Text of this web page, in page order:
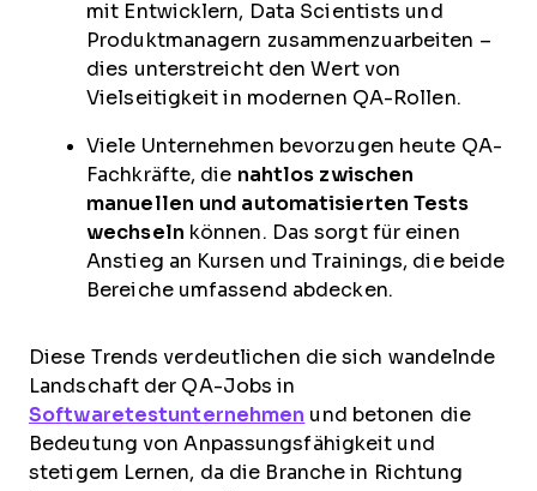
mit Entwicklern, Data Scientists und
Produktmanagern zusammenzuarbeiten –
dies unterstreicht den Wert von
Vielseitigkeit in modernen QA-Rollen.
Viele Unternehmen bevorzugen heute QA-
Fachkräfte, die nahtlos zwischen
manuellen und automatisierten Tests
wechseln können. Das sorgt für einen
Anstieg an Kursen und Trainings, die beide
Bereiche umfassend abdecken.
Diese Trends verdeutlichen die sich wandelnde
Landschaft der QA-Jobs in
Softwaretestunternehmen und betonen die
Bedeutung von Anpassungsfähigkeit und
stetigem Lernen, da die Branche in Richtung